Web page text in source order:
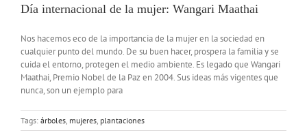
Día internacional de la mujer: Wangari Maathai
Nos hacemos eco de la importancia de la mujer en la sociedad en
cualquier punto del mundo. De su buen hacer, prospera la familia y se
cuida el entorno, protegen el medio ambiente. Es legado que Wangari
Maathai, Premio Nobel de la Paz en 2004. Sus ideas más vigentes que
nunca, son un ejemplo para
Tags: árboles mujeres plantaciones